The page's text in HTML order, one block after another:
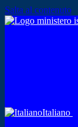
Salta al contenuto
Italiano